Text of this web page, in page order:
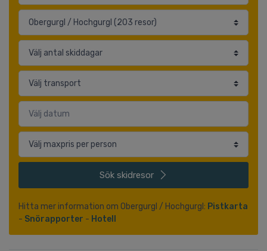
Sök skidresor
Hitta mer information om Obergurgl / Hochgurgl: Pistkarta
- Snörapporter - Hotell